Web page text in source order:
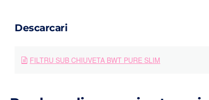
Descarcari
FILTRU SUB CHIUVETA BWT PURE SLIM